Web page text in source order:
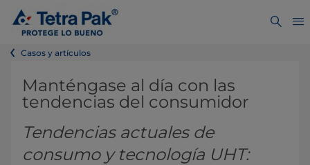
Casos y artículos
Manténgase al día con las
tendencias del consumidor
Tendencias actuales de
consumo y tecnología UHT: